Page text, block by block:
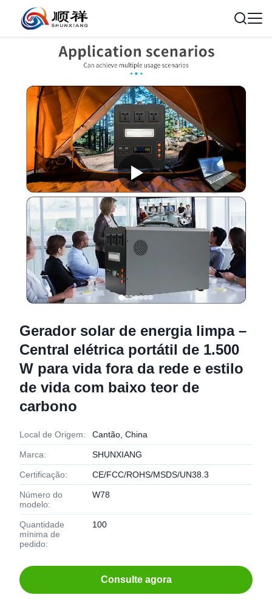
Gerador solar de energia limpa –
Central elétrica portátil de 1.500
W para vida fora da rede e estilo
de vida com baixo teor de
carbono
Local de Origem: Cantão, China
Marca: SHUNXIANG
Certificação: CE/FCC/ROHS/MSDS/UN38.3
Número do
modelo:
W78
Quantidade
mínima de
pedido:
100
Consulte agora